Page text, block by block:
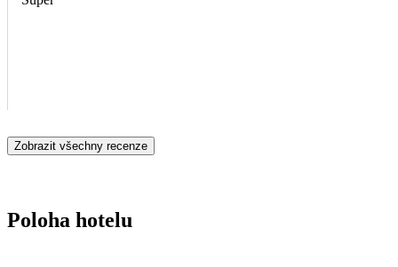
Zobrazit všechny recenze
Poloha hotelu